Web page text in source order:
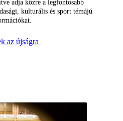
adja közre a legfontosabb
kulturális és sport témájú
az újságra